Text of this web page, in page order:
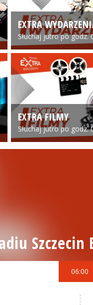
EXTRA
Słuchaj jutro po godz.
EXTRA FILMY
Słuchaj jutro po godz.
Szczecin
06:00